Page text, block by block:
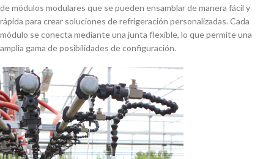
de módulos modulares que se pueden ensamblar de manera fácil y
rápida para crear soluciones de refrigeración personalizadas. Cada
módulo se conecta mediante una junta flexible, lo que permite una
amplia gama de posibilidades de configuración.